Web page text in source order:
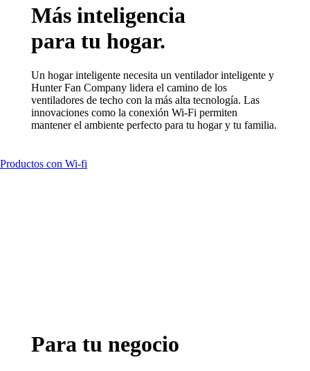
Más inteligencia
para tu hogar.
Un hogar inteligente necesita un ventilador inteligente y
Hunter Fan Company lidera el camino de los
ventiladores de techo con la más alta tecnología. Las
innovaciones como la conexión Wi-Fi permiten
mantener el ambiente perfecto para tu hogar y tu familia.
Productos con Wi-fi
Para tu negocio